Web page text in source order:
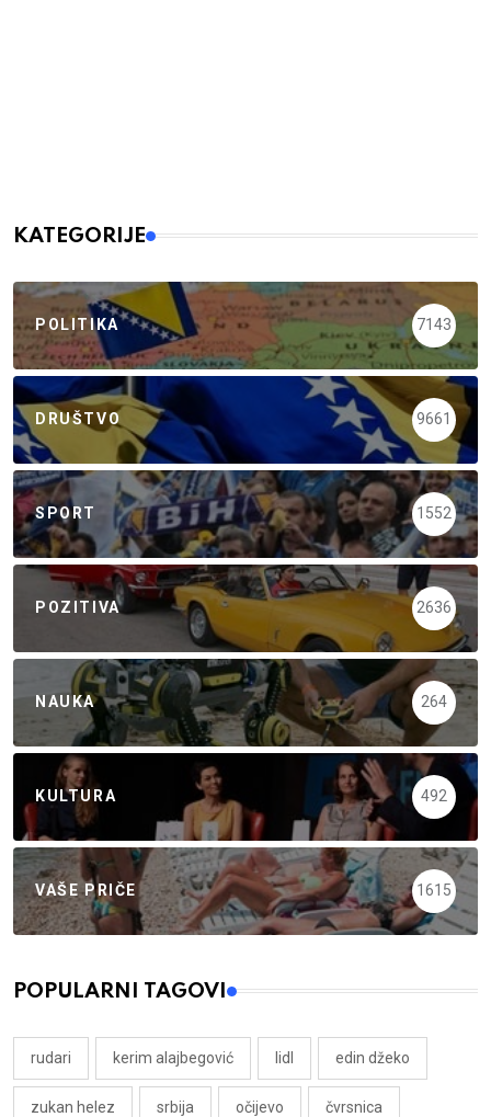
KATEGORIJE
POLITIKA 7143
DRUŠTVO 9661
SPORT 1552
POZITIVA 2636
NAUKA 264
KULTURA 492
VAŠE PRIČE 1615
POPULARNI TAGOVI
rudari kerim alajbegović lidl edin džeko
zukan helez srbija očijevo čvrsnica